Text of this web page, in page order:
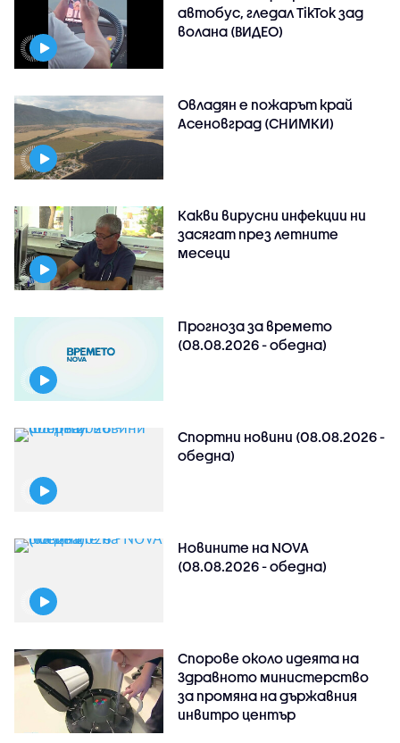
автобус, гледал TikTok зад
волана (ВИДЕО)
Овладян е пожарът край
Асеновград (СНИМКИ)
Какви вирусни инфекции ни
засягат през летните
месеци
Прогноза за времето
(08.08.2026 - обедна)
Спортни новини (08.08.2026 -
обедна)
Новините на NOVA
(08.08.2026 - обедна)
Спорове около идеята на
Здравното министерство
за промяна на държавния
инвитро център